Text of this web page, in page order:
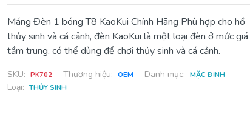
Máng Đèn 1 bóng T8 KaoKui Chính Hãng Phù hợp cho hồ
thủy sinh và cá cảnh, đèn KaoKui là một loại đèn ở mức giá
tầm trung, có thể dùng để chơi thủy sinh và cá cảnh.
SKU: PK702 Thương hiệu: OEM Danh mục: MẶC ĐỊNH
Loại: THỦY SINH